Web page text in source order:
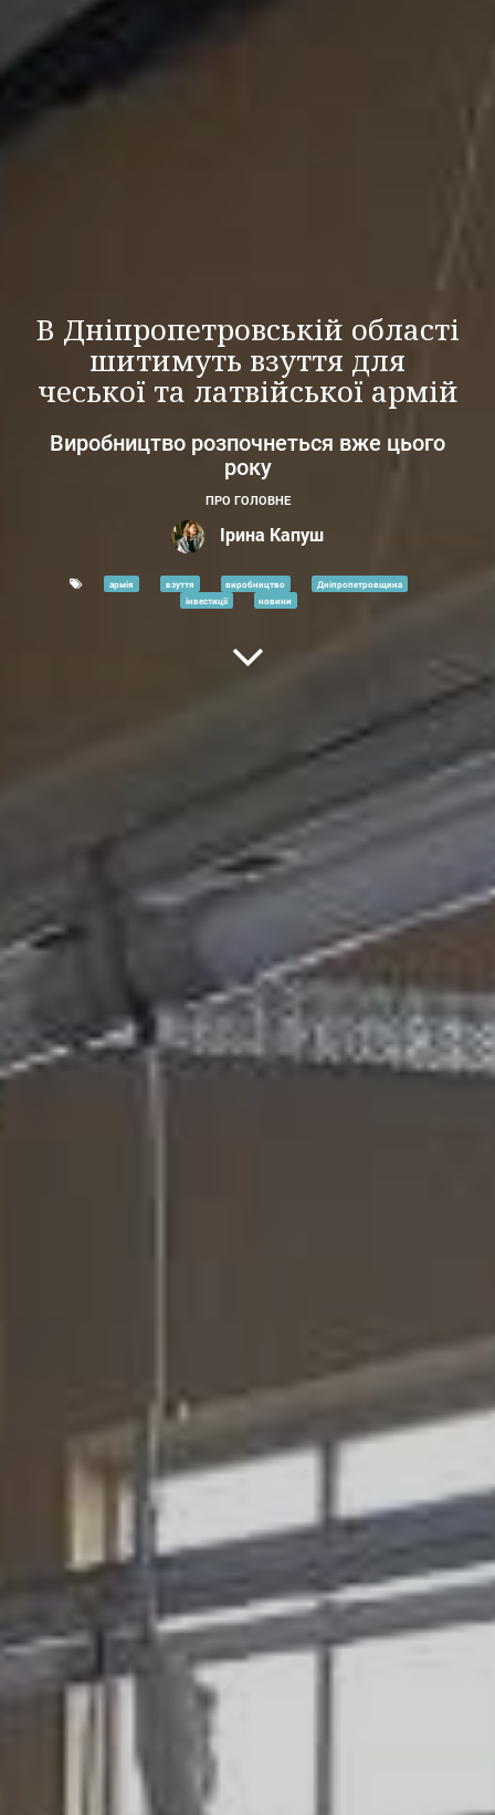
В Дніпропетровській області
шитимуть взуття для
чеської та латвійської армій
Виробництво розпочнеться вже цього
року
ПРО ГОЛОВНЕ
Ірина Капуш
армія взуття виробництво
Дніпропетровщина
інвестиції
новини